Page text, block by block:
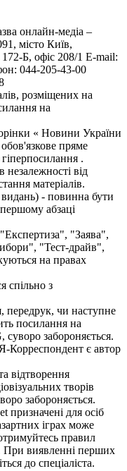
онлайн-медіа –
місто Київ,
Б, офіс 208/1 E-mail:
044-205-43-00
розміщених на
на
« Новини України
пряме
.
від
матеріалів.
видань) - повинна бути
абзаці
"Заява",
"Тест-драйв",
на правах
спільно з
передрук, чи наступне
посилання на
забороняється.
Корреспондент є автор
відтворення
творів
забороняється.
призначені для осіб
іграх може
правил
При виявленні перших
до спеціаліста.